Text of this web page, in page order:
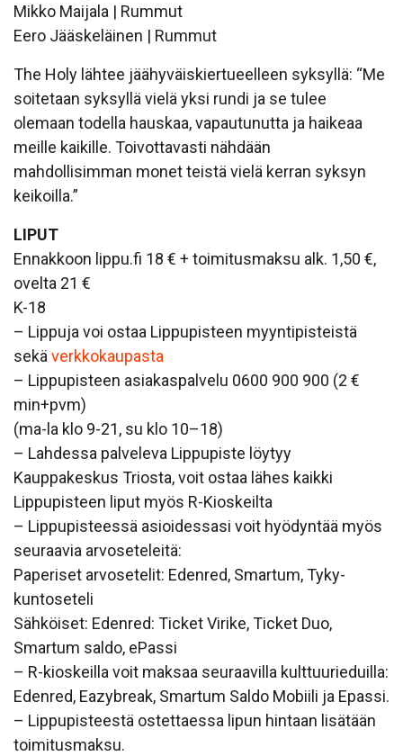
Mikko Maijala | Rummut
Eero Jääskeläinen | Rummut
The Holy lähtee jäähyväiskiertueelleen syksyllä: “Me
soitetaan syksyllä vielä yksi rundi ja se tulee
olemaan todella hauskaa, vapautunutta ja haikeaa
meille kaikille. Toivottavasti nähdään
mahdollisimman monet teistä vielä kerran syksyn
keikoilla.”
LIPUT
Ennakkoon lippu.fi 18 € + toimitusmaksu alk. 1,50 €,
ovelta 21 €
K-18
– Lippuja voi ostaa Lippupisteen myyntipisteistä
sekä verkkokaupasta
– Lippupisteen asiakaspalvelu 0600 900 900 (2 €
min+pvm)
(ma-la klo 9-21, su klo 10–18)
– Lahdessa palveleva Lippupiste löytyy
Kauppakeskus Triosta, voit ostaa lähes kaikki
Lippupisteen liput myös R-Kioskeilta
– Lippupisteessä asioidessasi voit hyödyntää myös
seuraavia arvoseteleitä:
Paperiset arvosetelit: Edenred, Smartum, Tyky-
kuntoseteli
Sähköiset: Edenred: Ticket Virike, Ticket Duo,
Smartum saldo, ePassi
– R-kioskeilla voit maksaa seuraavilla kulttuurieduilla:
Edenred, Eazybreak, Smartum Saldo Mobiili ja Epassi.
– Lippupisteestä ostettaessa lipun hintaan lisätään
toimitusmaksu.